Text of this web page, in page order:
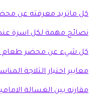
كل ماتريد معرفته عن
نصائح مهمة لكل اسرة عند
كل شيء عن محضر طعام
معايير اختيار الثلاجة
مقارنه بين الغسالة